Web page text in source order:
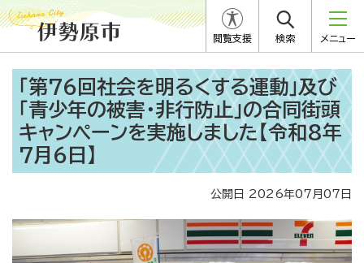
閲覧支援 検索 メニュー
「第76回社会を明るくする運動」及び
「青少年の被害・非行防止」の合同街頭
キャンペーンを実施しました【令和8年
7月6日】
公開日 2026年07月07日